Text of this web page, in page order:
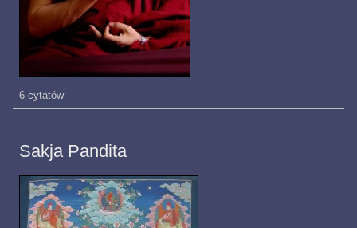
6 cytatów
Sakja Pandita